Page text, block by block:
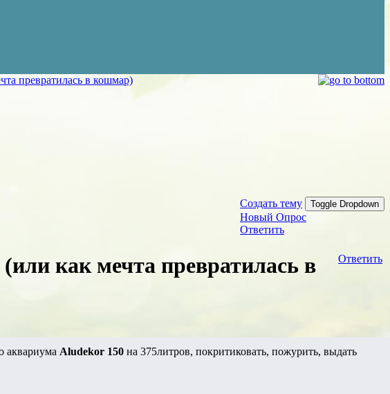
превратилась в кошмар)
Создать тему Toggle Dropdown
Новый Опрос
Ответить
Ответить
как мечта превратилась в
аквариума Aludekor 150 на 375литров, покритиковать, пожурить, выдать